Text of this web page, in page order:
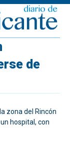
de
zona del Rincón
hospital, con